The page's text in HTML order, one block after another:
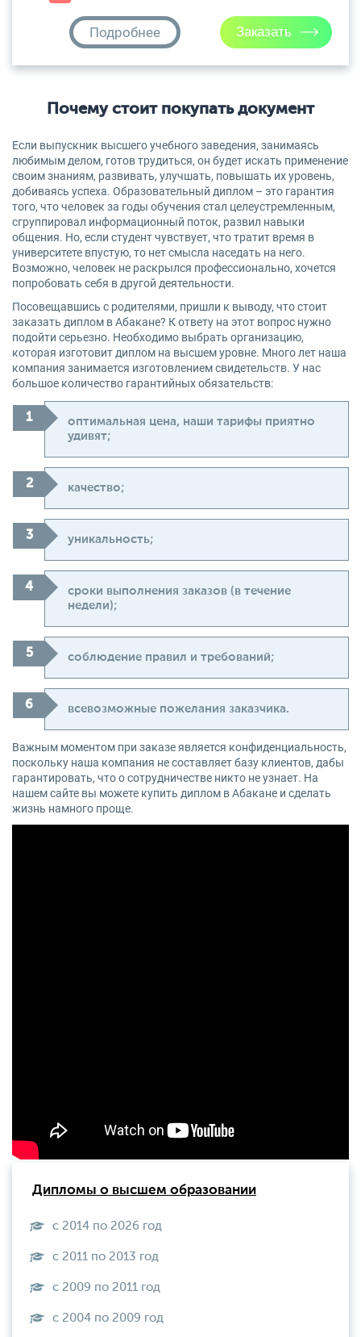
Подробнее
Почему стоит покупать документ
Если выпускник высшего учебного заведения, занимаясь
любимым делом, готов трудиться, он будет искать применение
своим знаниям, развивать, улучшать, повышать их уровень,
добиваясь успеха. Образовательный диплом – это гарантия
того, что человек за годы обучения стал целеустремленным,
сгруппировал информационный поток, развил навыки
общения. Но, если студент чувствует, что тратит время в
университете впустую, то нет смысла наседать на него.
Возможно, человек не раскрылся профессионально, хочется
попробовать себя в другой деятельности.
Посовещавшись с родителями, пришли к выводу, что стоит
заказать диплом в Абакане? К ответу на этот вопрос нужно
подойти серьезно. Необходимо выбрать организацию,
которая изготовит диплом на высшем уровне. Много лет наша
компания занимается изготовлением свидетельств. У нас
большое количество гарантийных обязательств:
оптимальная цена, наши тарифы приятно
удивят;
качество;
уникальность;
сроки выполнения заказов (в течение
недели);
соблюдение правил и требований;
всевозможные пожелания заказчика.
Важным моментом при заказе является конфиденциальность,
поскольку наша компания не составляет базу клиентов, дабы
гарантировать, что о сотрудничестве никто не узнает. На
нашем сайте вы можете купить диплом в Абакане и сделать
жизнь намного проще.
Дипломы о высшем образовании
с 2014 по 2026 год
с 2011 по 2013 год
с 2009 по 2011 год
с 2004 по 2009 год